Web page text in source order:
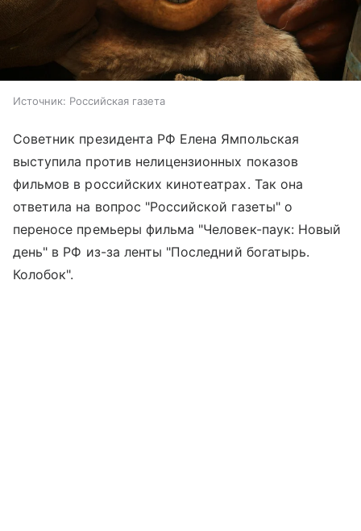
Источник: Российская газета
Советник президента РФ Елена Ямпольская
выступила против нелицензионных показов
фильмов в российских кинотеатрах. Так она
ответила на вопрос "Российской газеты" о
переносе премьеры фильма "Человек-паук: Новый
день" в РФ из-за ленты "Последний богатырь.
Колобок".